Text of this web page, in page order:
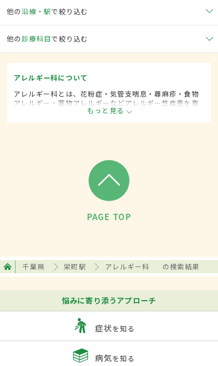
他の沿線・駅で絞り込む
他の 診療科目で絞り込む
アレルギー科について
アレルギー科とは、花粉症・気管支喘息・蕁麻疹・食物
アレルギー・薬物アレルギーなどアレルギー性疾患を専
もっと見る
PAGE TOP
千葉県 栄町駅 アレルギー科 の検索結果
悩みに寄り添うアプローチ
症状を知る
病気を知る